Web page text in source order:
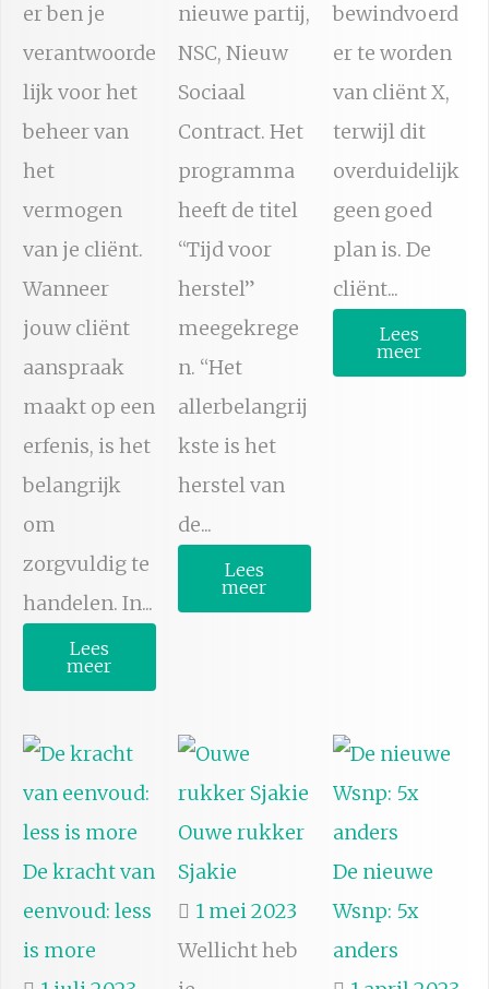
er ben je
verantwoorde
lijk voor het
beheer van
het
vermogen
van je cliënt.
Wanneer
jouw cliënt
aanspraak
maakt op een
erfenis, is het
belangrijk
om
zorgvuldig te
handelen. In...
Lees
meer
nieuwe partij,
NSC, Nieuw
Sociaal
Contract. Het
programma
heeft de titel
“Tijd voor
herstel”
meegekrege
n. “Het
allerbelangrij
kste is het
herstel van
de...
Lees
meer
bewindvoerd
er te worden
van cliënt X,
terwijl dit
overduidelijk
geen goed
plan is. De
cliënt...
Lees
meer
De kracht van
eenvoud: less
is more
Ouwe rukker
Sjakie
1 mei 2023
Wellicht heb
De nieuwe
Wsnp: 5x
anders